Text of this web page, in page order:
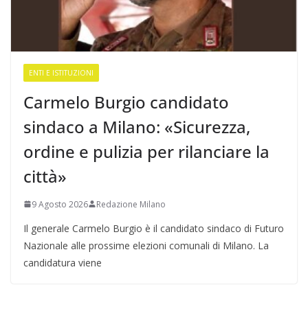
ENTI E ISTITUZIONI
Carmelo Burgio candidato
sindaco a Milano: «Sicurezza,
ordine e pulizia per rilanciare la
città»
9 Agosto 2026 Redazione Milano
Il generale Carmelo Burgio è il candidato sindaco di Futuro
Nazionale alle prossime elezioni comunali di Milano. La
candidatura viene